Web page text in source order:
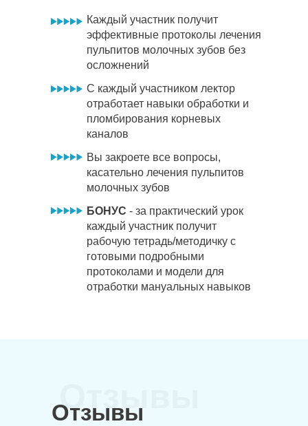
Каждый участник получит
эффективные протоколы лечения
пульпитов молочных зубов без
осложнений
С каждый участником лектор
отработает навыки обработки и
пломбирования корневых
каналов
БОНУС - за практический урок
каждый участник получит
рабочую тетрадь/методичку с
готовыми подробными
протоколами и модели для
отработки мануальных навыков
Вы закроете все вопросы,
касательно лечения пульпитов
молочных зубов
Отзывы
Отзывы